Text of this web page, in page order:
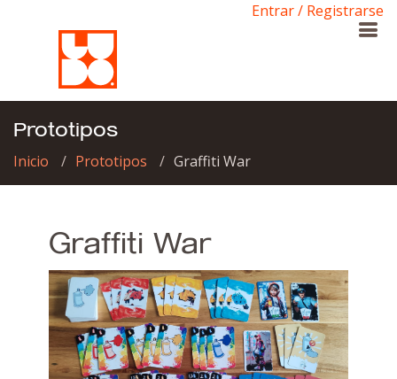
Entrar / Registrarse
Prototipos
Inicio Prototipos Graffiti War
Graffiti War